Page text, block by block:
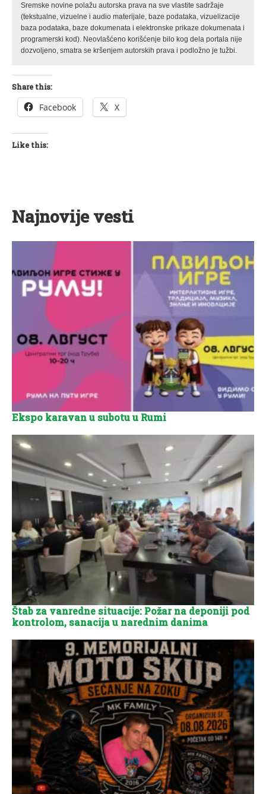
Sremske novine polažu autorska prava na sve vlastite sadržaje
(tekstualne, vizuelne i audio materijale, baze podataka, vizuelizacije
baza podataka, baze dokumenata i elektronske prikaze dokumenata i
programerski kod). Neovlašćeno korišćenje bilo kog dela portala nije
dozvoljeno, smatra se kršenjem autorskih prava i podložno je tužbi.
Share this:
Facebook X
Like this:
Najnovije vesti
Ekspo karavan u subotu u Rumi
Štab za vanredne situacije: Požar na deponiji pod
kontrolom, sanacija u narednim danima